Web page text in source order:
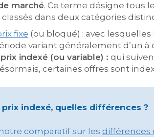
marché. Ce terme désigne tous
dans deux catégories
fixe (ou bloqué) : avec
variant généralement d’un à
indexé (ou variable) : qui
certaines offres sont
prix indexé, quelles différences ?
comparatif sur les différences